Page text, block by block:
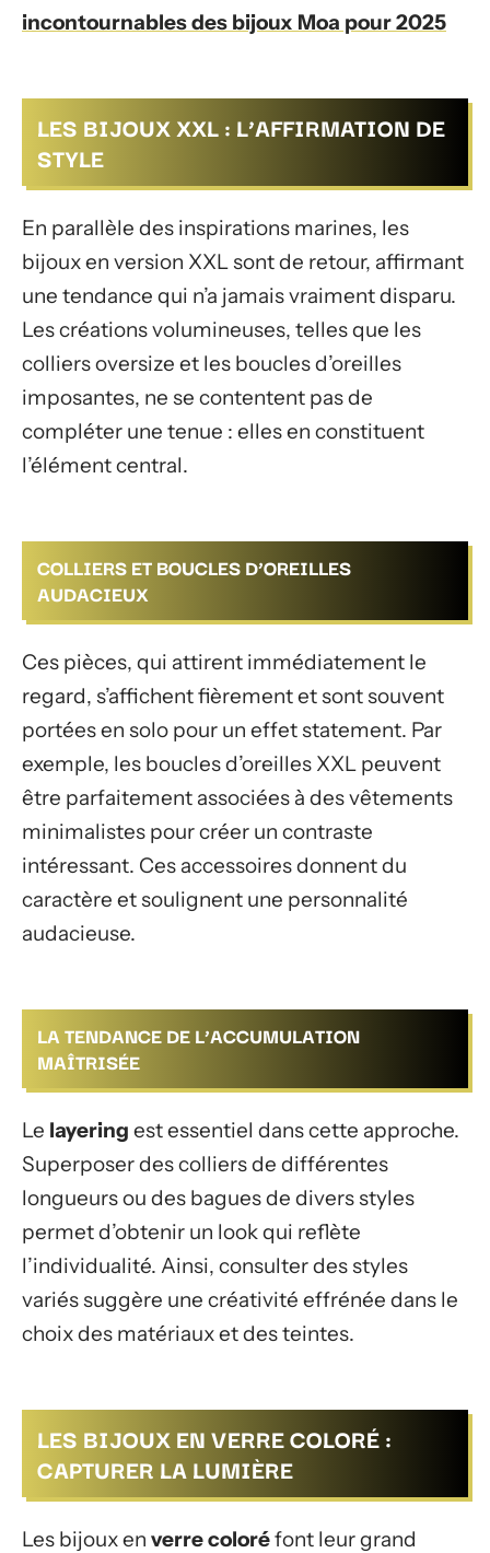
incontournables des bijoux Moa pour 2025
LES BIJOUX XXL : L’AFFIRMATION DE
STYLE
En parallèle des inspirations marines, les
bijoux en version XXL sont de retour, affirmant
une tendance qui n’a jamais vraiment disparu.
Les créations volumineuses, telles que les
colliers oversize et les boucles d’oreilles
imposantes, ne se contentent pas de
compléter une tenue : elles en constituent
l’élément central.
COLLIERS ET BOUCLES D’OREILLES
AUDACIEUX
Ces pièces, qui attirent immédiatement le
regard, s’affichent fièrement et sont souvent
portées en solo pour un effet statement. Par
exemple, les boucles d’oreilles XXL peuvent
être parfaitement associées à des vêtements
minimalistes pour créer un contraste
intéressant. Ces accessoires donnent du
caractère et soulignent une personnalité
audacieuse.
LA TENDANCE DE L’ACCUMULATION
MAÎTRISÉE
Le layering est essentiel dans cette approche.
Superposer des colliers de différentes
longueurs ou des bagues de divers styles
permet d’obtenir un look qui reflète
l’individualité. Ainsi, consulter des styles
variés suggère une créativité effrénée dans le
choix des matériaux et des teintes.
LES BIJOUX EN VERRE COLORÉ :
CAPTURER LA LUMIÈRE
Les bijoux en verre coloréfont leur grand